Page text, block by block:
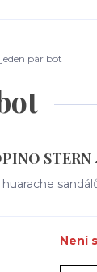
pár bot
Není